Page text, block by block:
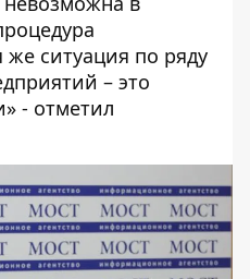
же ситуация по ряду
– это
- отметил